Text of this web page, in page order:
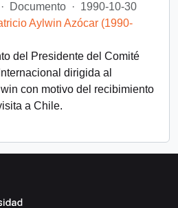
· Documento · 1990-10-30
Aylwin Azócar (1990-
del Presidente del Comité
dirigida al
con motivo del recibimiento
a Chile.